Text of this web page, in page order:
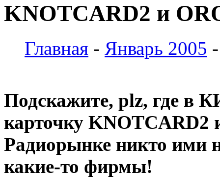
KNOTCARD2 и
Главная - Январь 2005
Подскажите, plz, где в
карточку KNOTCARD2
Радиорынке никто ими
какие-то фирмы!